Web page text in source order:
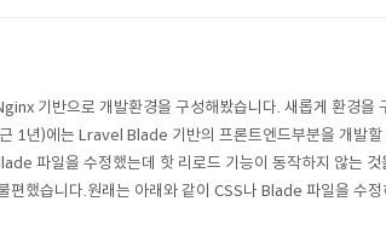
기반으로 개발환경을 구성해봤습니다. 새롭게 환경을
1년)에는 Lravel Blade 기반의 프론트엔드부분을 개발할
파일을 수정했는데 핫 리로드 기능이 동작하지 않는 것
했습니다.원래는 아래와 같이 CSS나 Blade 파일을 수정